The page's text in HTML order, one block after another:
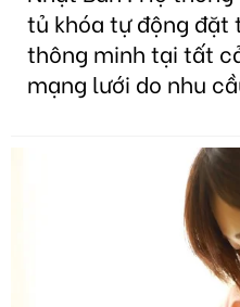
tủ khóa tự động đặt
thông minh tại tất
mạng lưới do nhu